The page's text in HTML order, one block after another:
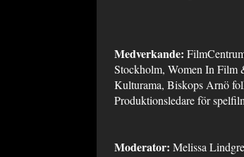
Medverkande:
Stockholm, Women In Film
Kulturama, Biskops Arnö
Produktionsledare för
Moderator: Melissa